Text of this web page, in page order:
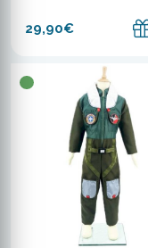
29,90€